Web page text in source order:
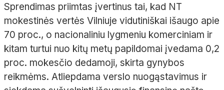
Sprendimas priimtas įvertinus tai, kad NT
mokestinės vertės Vilniuje vidutiniškai išaugo apie
70 proc., o nacionaliniu lygmeniu komerciniam ir
kitam turtui nuo kitų metų papildomai įvedama 0,2
proc. mokesčio dedamoji, skirta gynybos
reikmėms. Atliepdama verslo nuogąstavimus ir